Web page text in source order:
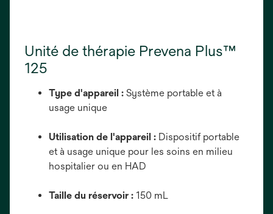
Unité de thérapie Prevena Plus™
125
Type d'appareil : Système portable et à
usage unique
Utilisation de l'appareil : Dispositif portable
et à usage unique pour les soins en milieu
hospitalier ou en HAD
Taille du réservoir : 150 mL